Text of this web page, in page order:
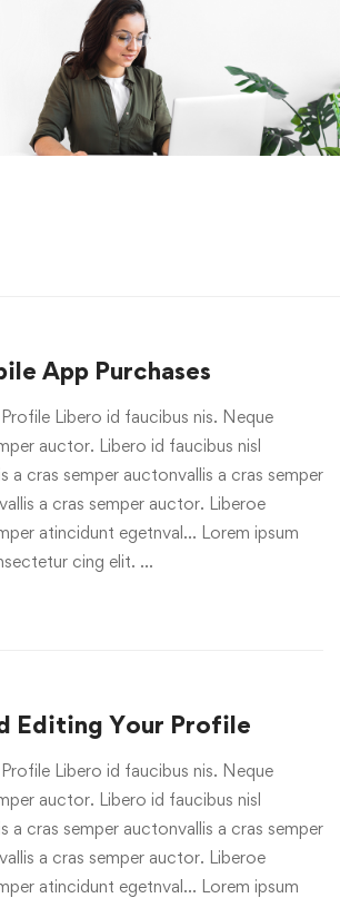
App Purchases
Libero id faucibus nis. Neque
auctor. Libero id faucibus nisl
a cras semper auctonvallis a cras semper
a cras semper auctor. Liberoe
atincidunt egetnval… Lorem ipsum
cing elit. …
Editing Your Profile
Libero id faucibus nis. Neque
auctor. Libero id faucibus nisl
a cras semper auctonvallis a cras semper
a cras semper auctor. Liberoe
atincidunt egetnval… Lorem ipsum